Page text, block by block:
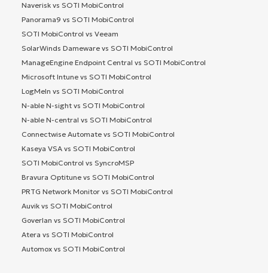
Naverisk vs SOTI MobiControl
Panorama9 vs SOTI MobiControl
SOTI MobiControl vs Veeam
SolarWinds Dameware vs SOTI MobiControl
ManageEngine Endpoint Central vs SOTI MobiControl
Microsoft Intune vs SOTI MobiControl
LogMeIn vs SOTI MobiControl
N-able N-sight vs SOTI MobiControl
N-able N-central vs SOTI MobiControl
Connectwise Automate vs SOTI MobiControl
Kaseya VSA vs SOTI MobiControl
SOTI MobiControl vs SyncroMSP
Bravura Optitune vs SOTI MobiControl
PRTG Network Monitor vs SOTI MobiControl
Auvik vs SOTI MobiControl
Goverlan vs SOTI MobiControl
Atera vs SOTI MobiControl
Automox vs SOTI MobiControl